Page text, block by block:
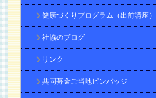
健康づくりプログラム（出前講座）
社協のブログ
リンク
共同募金ご当地ピンバッジ